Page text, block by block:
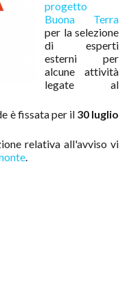
progetto
Buona Terra
per la selezione
di esperti
esterni per
alcune attività
legate al
è fissata per il 30 luglio
relativa all'avviso vi
.